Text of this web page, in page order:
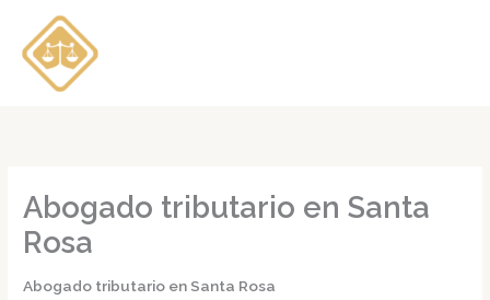
contenido
Abogado tributario en Santa
Rosa
Abogado tributario en Santa Rosa